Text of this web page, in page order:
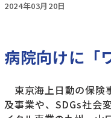
2024年03月20日
病院向けに「
東京海上日動の保険
及事業や、SDGs社会